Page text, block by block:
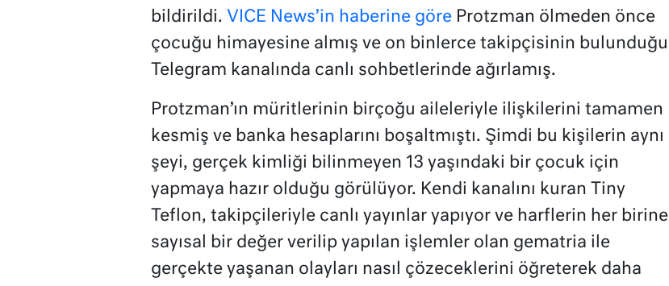
bildirildi. VICE News’in haberine göreProtzman ölmeden önce
çocuğu himayesine almış ve on binlerce takipçisinin bulunduğu
Telegram kanalında canlı sohbetlerinde ağırlamış.
Protzman’ın müritlerinin birçoğu aileleriyle ilişkilerini tamamen
kesmiş ve banka hesaplarını boşaltmıştı. Şimdi bu kişilerin aynı
şeyi, gerçek kimliği bilinmeyen 13 yaşındaki bir çocuk için
yapmaya hazır olduğu görülüyor. Kendi kanalını kuran Tiny
Teflon, takipçileriyle canlı yayınlar yapıyor ve harflerin her birine
sayısal bir değer verilip yapılan işlemler olan gematria ile
gerçekte yaşanan olayları nasıl çözeceklerini öğreterek daha